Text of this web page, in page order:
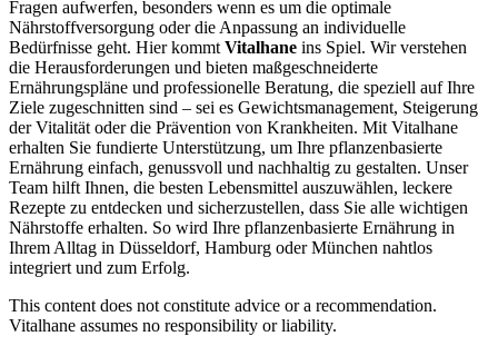
Fragen aufwerfen, besonders wenn es um die optimale
Nährstoffversorgung oder die Anpassung an individuelle
Bedürfnisse geht. Hier kommt Vitalhane ins Spiel. Wir verstehen
die Herausforderungen und bieten maßgeschneiderte
Ernährungspläne und professionelle Beratung, die speziell auf Ihre
Ziele zugeschnitten sind – sei es Gewichtsmanagement, Steigerung
der Vitalität oder die Prävention von Krankheiten. Mit Vitalhane
erhalten Sie fundierte Unterstützung, um Ihre pflanzenbasierte
Ernährung einfach, genussvoll und nachhaltig zu gestalten. Unser
Team hilft Ihnen, die besten Lebensmittel auszuwählen, leckere
Rezepte zu entdecken und sicherzustellen, dass Sie alle wichtigen
Nährstoffe erhalten. So wird Ihre pflanzenbasierte Ernährung in
Ihrem Alltag in Düsseldorf, Hamburg oder München nahtlos
integriert und zum Erfolg.
This content does not constitute advice or a recommendation.
Vitalhane assumes no responsibility or liability.